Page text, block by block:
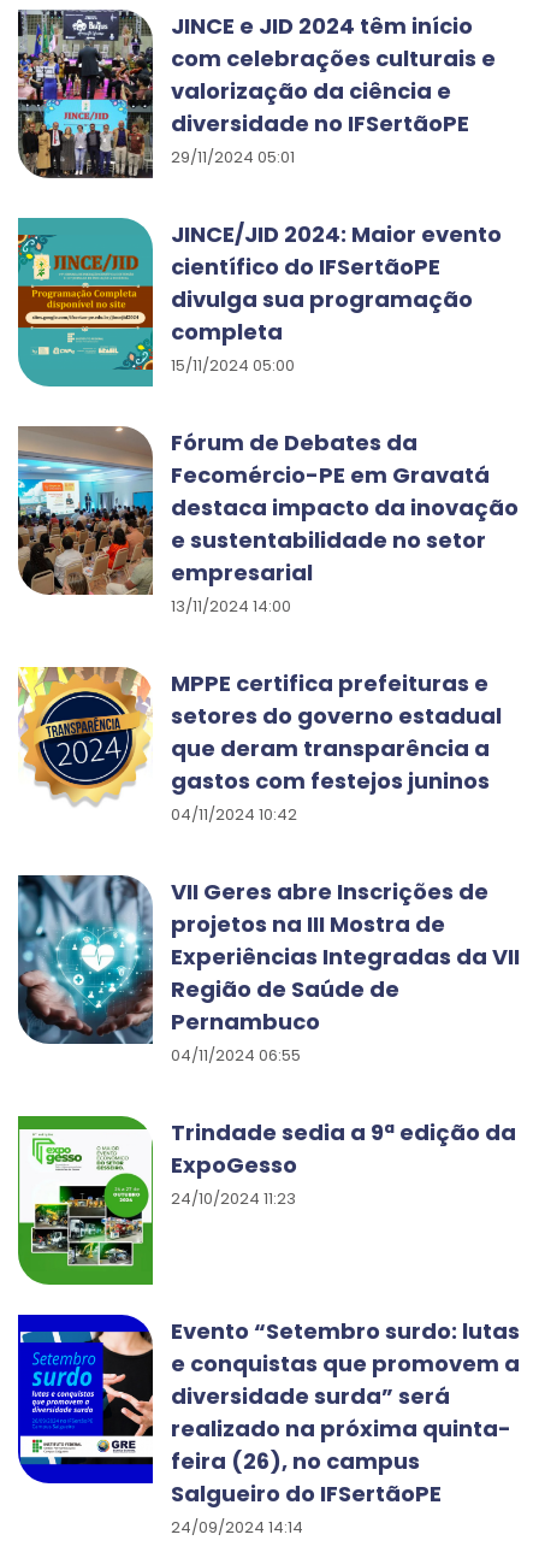
JINCE e JID 2024 têm início
com celebrações culturais e
valorização da ciência e
diversidade no IFSertãoPE
29/11/2024 05:01
JINCE/JID 2024: Maior evento
científico do IFSertãoPE
divulga sua programação
completa
15/11/2024 05:00
Fórum de Debates da
Fecomércio-PE em Gravatá
destaca impacto da inovação
e sustentabilidade no setor
empresarial
13/11/2024 14:00
MPPE certifica prefeituras e
setores do governo estadual
que deram transparência a
gastos com festejos juninos
04/11/2024 10:42
VII Geres abre Inscrições de
projetos na III Mostra de
Experiências Integradas da VII
Região de Saúde de
Pernambuco
04/11/2024 06:55
Trindade sedia a 9ª edição da
ExpoGesso
24/10/2024 11:23
Evento “Setembro surdo: lutas
e conquistas que promovem a
diversidade surda” será
realizado na próxima quinta-
feira (26), no campus
Salgueiro do IFSertãoPE
24/09/2024 14:14